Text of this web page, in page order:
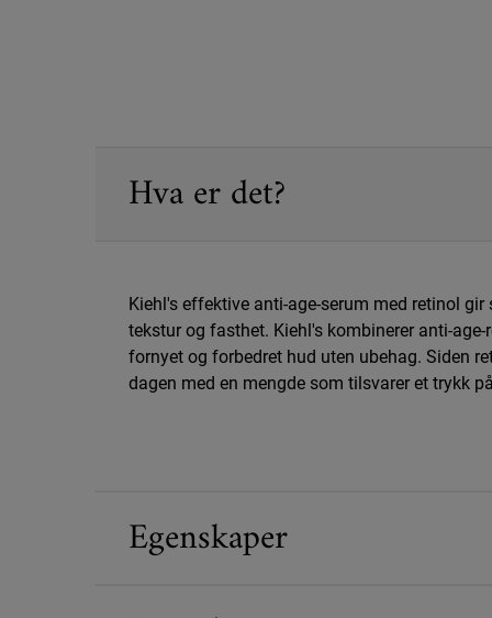
Hva er det?
Kiehl's effektive anti-age-serum med retinol
tekstur og fasthet. Kiehl's kombinerer anti-
fornyet og forbedret hud uten ubehag. Siden
dagen med en mengde som tilsvarer et trykk
Egenskaper